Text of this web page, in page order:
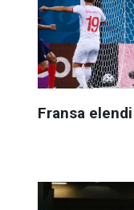
Fransa elendi